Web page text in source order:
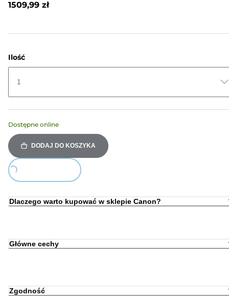
1509,99 zł
Ilość
1
Dostępne online
DODAJ DO KOSZYKA
Loading...
Dlaczego warto kupować w sklepie Canon?
Główne cechy
Zgodność